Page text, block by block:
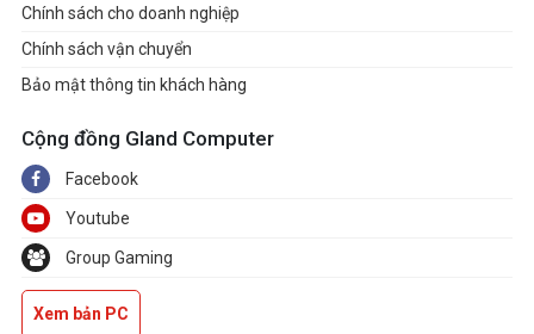
Chính sách cho doanh nghiệp
Chính sách vận chuyển
Bảo mật thông tin khách hàng
Cộng đồng Gland Computer
Facebook
Youtube
Group Gaming
Xem bản PC